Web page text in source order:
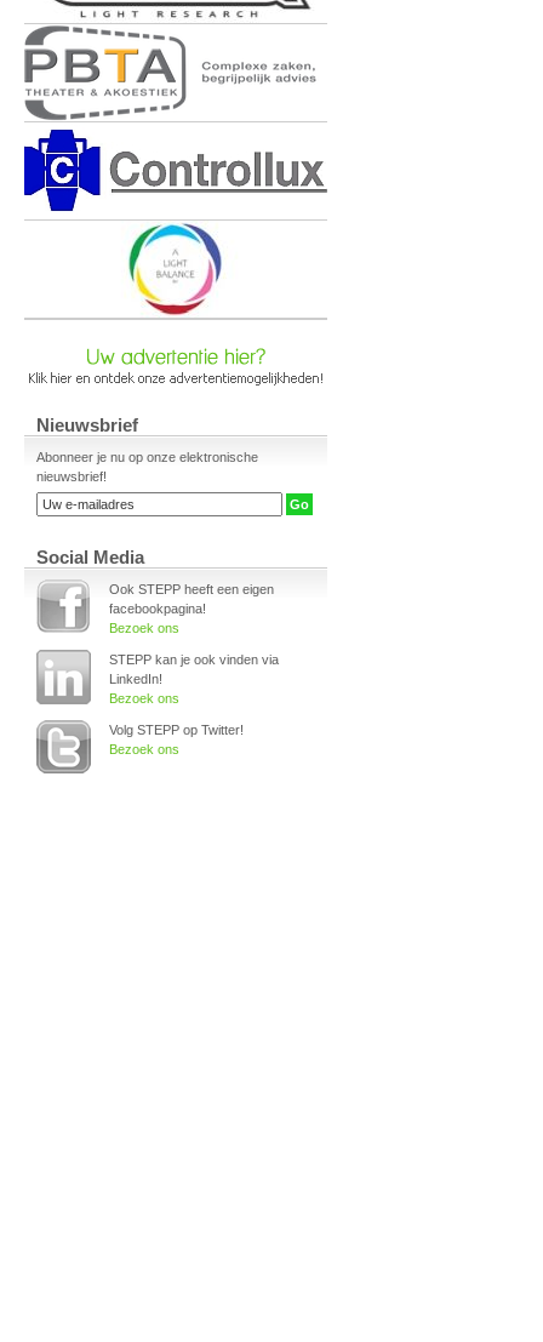
Nieuwsbrief
Abonneer je nu op onze elektronische
nieuwsbrief!
Social Media
Ook STEPP heeft een eigen
facebookpagina!
Bezoek ons
STEPP kan je ook vinden via
LinkedIn!
Bezoek ons
Volg STEPP op Twitter!
Bezoek ons